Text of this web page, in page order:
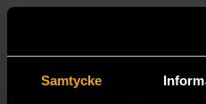
Samtycke